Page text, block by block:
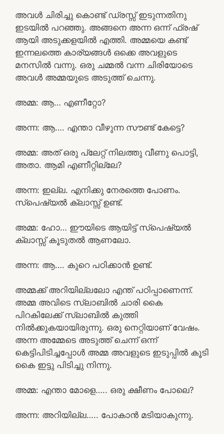
അവൾ ചിരിച്ചു കൊണ്ട് ഡ്രസ്സ്‌ ഇടുന്നതിനു
ഇടയിൽ പറഞ്ഞു. അങ്ങനെ അന്ന ഒന്ന് ഫ്രഷ്
ആയി അടുക്കളയിൽ എത്തി. അമ്മയെ കണ്ട്
ഇന്നലത്തെ കാര്യങ്ങൾ ഒക്കെ അവളുടെ
മനസിൽ വന്നു. ഒരു ചമ്മൽ വന്ന ചിരിയോടെ
അവൾ അമ്മയുടെ അടുത്ത് ചെന്നു.
അമ്മ: ആ… എണീറ്റോ?
അന്ന: ആ…. എന്താ വീഴുന്ന സൗണ്ട് കേട്ടെ?
അമ്മ: അത് ഒരു പ്ലേറ്റ് നിലത്തു വീണു പൊട്ടി,
അതാ. ആമി എണീറ്റില്ലേ?
അന്ന: ഇല്ല. എനിക്കു നേരത്തെ പോണം.
സ്പെഷ്യൽ ക്ലാസ്സ്‌ ഉണ്ട്.
അമ്മ: ഹോ… ഈയിടെ ആയിട്ട് സ്പെഷ്യൽ
ക്ലാസ്സ്‌ കൂടുതൽ ആണലോ.
അന്ന: ആ…. കുറെ പഠിക്കാൻ ഉണ്ട്.
അമ്മക്ക് അറിയില്ലലോ എന്ത് പഠിപ്പാണെന്ന്.
അമ്മ അവിടെ സ്ലാബിൽ ചാരി കൈ
പിറകിലേക്ക് സ്ലാബിൽ കുത്തി
നിൽക്കുകയായിരുന്നു. ഒരു നെറ്റിയാണ് വേഷം.
അന്ന അമ്മേടെ അടുത്ത് ചെന്ന് ഒന്ന്
കെട്ടിപിടിച്ചപ്പോൾ അമ്മ അവളുടെ ഇടുപ്പിൽ കൂടി
കൈ ഇട്ടു പിടിച്ചു നിന്നു.
അമ്മ: എന്താ മോളെ….. ഒരു ക്ഷീണം പോലെ?
അന്ന: അറിയില്ല….. പോകാൻ മടിയാകുന്നു.